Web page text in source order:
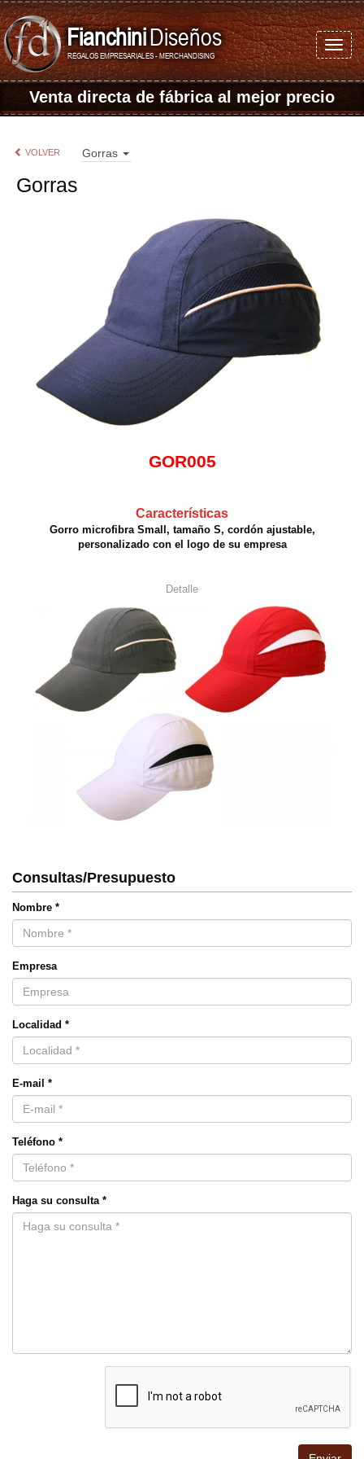
FianchiniDiseños
REGALOS EMPRESARIALES - MERCHANDISING
Venta directa de fábrica al mejor precio
VOLVER Gorras
Gorras
GOR005
Características
Gorro microfibra Small, tamaño S, cordón ajustable,
personalizado con el logo de su empresa
Detalle
Consultas/Presupuesto
Nombre *
Empresa
Localidad *
E-mail *
Teléfono *
Haga su consulta *